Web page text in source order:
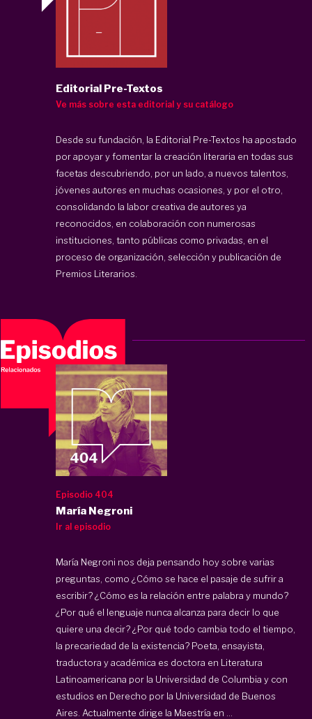
Editorial Pre-Textos
Ve más sobre esta editorial y su catálogo
Desde su fundación, la Editorial Pre-Textos ha apostado
por apoyar y fomentar la creación literaria en todas sus
facetas descubriendo, por un lado, a nuevos talentos,
jóvenes autores en muchas ocasiones, y por el otro,
consolidando la labor creativa de autores ya
reconocidos, en colaboración con numerosas
instituciones, tanto públicas como privadas, en el
proceso de organización, selección y publicación de
Premios Literarios.
Episodio 404
María Negroni
Ir al episodio
María Negroni nos deja pensando hoy sobre varias
preguntas, como ¿Cómo se hace el pasaje de sufrir a
escribir? ¿Cómo es la relación entre palabra y mundo?
¿Por qué el lenguaje nunca alcanza para decir lo que
quiere una decir? ¿Por qué todo cambia todo el tiempo,
la precariedad de la existencia? Poeta, ensayista,
traductora y académica es doctora en Literatura
Latinoamericana por la Universidad de Columbia y con
estudios en Derecho por la Universidad de Buenos
Aires. Actualmente dirige la Maestría en ...